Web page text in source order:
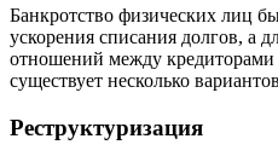
Банкротство физических лиц
ускорения списания долгов, а
отношений между
существует несколько
Реструктуризация